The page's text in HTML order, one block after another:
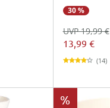
30 %
13,99 €
UVP 19,99 €
(14)
%